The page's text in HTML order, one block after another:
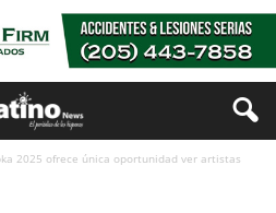
2025 ofrece única oportunidad ver artistas